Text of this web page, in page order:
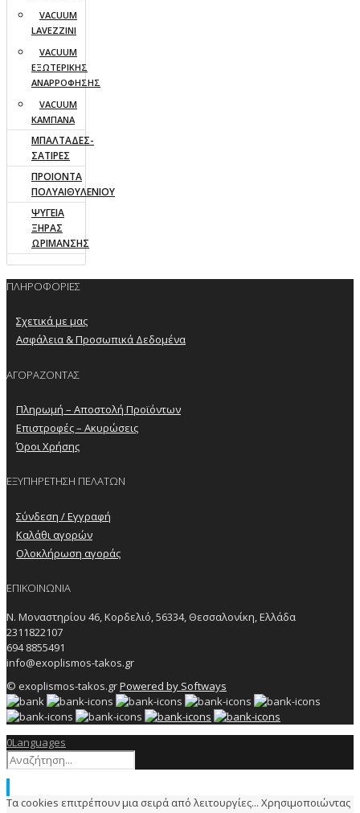
VACUUM
LAVEZZINI
VACUUM
ΕΞΩΤΕΡΙΚΗΣ
ΑΝΑΡΡΟΦΗΣΗΣ
VACUUM
ΚΑΜΠΑΝΑ
ΜΠΑΛΤΑΔΕΣ-
ΣΑΤΙΡΕΣ
ΠΡΟΙΟΝΤΑ
ΠΟΛΥΑΙΘΥΛΕΝΙΟΥ
ΨΥΓΕΙΑ
ΞΗΡΑΣ
ΩΡΙΜΑΝΣΗΣ
ΠΛΗΡΟΦΟΡΙΕΣ
Σχετικά με μας
Ασφάλεια & Προσωπικά Δεδομένα
ΑΓΟΡΑΖΟΝΤΑΣ
Πληρωμή – Αποστολή Προϊόντων
Επιστροφές – Ακυρώσεις
Όροι Χρήσης
ΕΞΥΠΗΡΕΤΗΣΗ ΠΕΛΑΤΩΝ
Σύνδεση / Εγγραφή
Καλάθι αγορών
Ολοκλήρωση αγοράς
ΕΠΙΚΟΙΝΩΝΙΑ
Ν. Μοναστηρίου 46, Κορδελιό, 56334, Θεσσαλονίκη, Ελλάδα
2311822107
694 8855491
info@exoplismos-takos.gr
© exoplismos-takos.grPowered by Softways
0Languages
Τα cookies επιτρέπουν μια σειρά από λειτουργίες... Χρησιμοποιώντας